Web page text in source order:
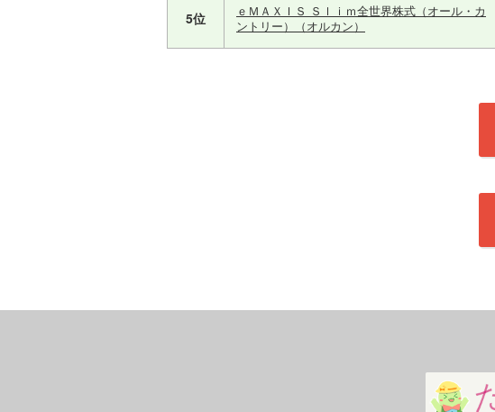
5位
ｅＭＡＸＩＳ Ｓｌｉｍ全世界株式（オール・カ
ントリー）（オルカン）